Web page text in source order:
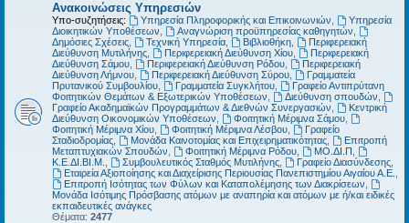
Ανακοινώσεις Υπηρεσιών
Υπο-συζητήσεις: Υπηρεσία Πληροφορικής και Επικοινωνιών
Υπηρεσία
Διοικητικών Υποθέσεων
Αναγνώριση προϋπηρεσίας καθηγητών
Δημόσιες Σχέσεις
Τεχνική Υπηρεσία, Βιβλιοθήκη,
Περιφερειακή
Διεύθυνση Μυτιλήνης
Περιφερειακή Διεύθυνση Χίου,
Περιφερειακή
Διεύθυνση Σάμου
Περιφερειακή Διεύθυνση Ρόδου,
Περιφερειακή
Διεύθυνση Λήμνου
Περιφερειακή Διεύθυνση Σύρου,
Γραμματεία
Πρυτανικού Συμβουλίου
Γραμματεία Συγκλήτου,
Γραφείο Αντιπρύτανη
Φοιτητικών Θεμάτων & Εξωτερικών Υποθέσεων
Διεύθυνση σπουδών
Γραφείο Ακαδημαϊκών Προγραμμάτων & Διεθνών Συνεργασιών
Κεντρική
Διεύθυνση Οικονομικών Υποθέσεων
Φοιτητική Μέριμνα Σάμου,
Φοιτητική Μέριμνα Χίου
Φοιτητική Μέριμνα Λέσβου,
Γραφείο
Σταδιοδρομίας
Μονάδα Καινοτομίας και Επιχειρηματικότητας,
Επιτροπή
Μεταπτυχιακών Σπουδών
Φοιτητική Μέριμνα Ρόδου, ΜΟ.ΔΙ.Π
Κ.Ε.ΔΙ.ΒΙ.Μ.
Συμβουλευτικός Σταθμός Μυτιλήνης, Γραφείο Διασύνδεσης,
Εταιρεία Αξιοποίησης και Διαχείρισης Περιουσίας Πανεπιστημίου Αιγαίου Α.Ε.
Επιτροπή Ισότητας των Φύλων και Καταπολέμησης των Διακρίσεων
Μονάδα Ισότιμης Πρόσβασης ατόμων με αναπηρία και ατόμων με ή/και ειδικές
εκπαιδευτικές ανάγκες
Θέματα: 2477